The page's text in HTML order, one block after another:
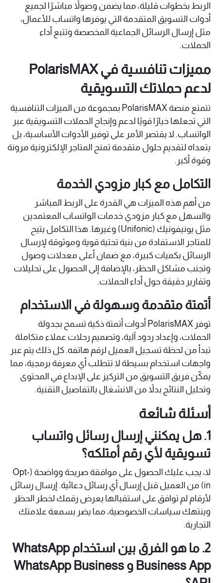
الربط بخطوات قليلة، مما يضمن وصولاً مباشرًا لجميع
أدوات التسويق المتقدمة التي يوفرها واتساب للأعمال،
مثل إرسال الرسائل الجماعية المخصصة وتتبع أداء
الحملات.
مميزات تنافسية في PolarisMAX
لدعم حملاتك التسويقية
تتمتع منصة PolarisMAX بمجموعة من الميزات التنافسية
التي تجعلها خيارًا قويًا لدعم وإنجاح الحملات التسويقية عبر
الواتساب. لا يقتصر الأمر على توفير الأدوات الأساسية، بل
يتعداه لتقديم حلول متقدمة تمنح المتاجر الإلكترونية مرونة
وقوة أكبر.
التكامل مع كبار مزودي الخدمة
من أهم هذه الميزات هي القدرة على الربط المباشر
والسهل مع كبار مزودي خدمات الواتساب المعتمدين
مثل يونيفونيك (Unifonic) وغيرها. هذا التكامل يتيح
للمتاجر الاستفادة من بنية تحتية قوية وموثوقة لإرسال
الرسائل بكميات كبيرة، مع ضمان أعلى معدلات وصول
وتجنب مشاكل الحظر، بالإضافة إلى الحصول على تحليلات
وتقارير دقيقة حول أداء الحملات.
أتمتة متقدمة وسهولة في الاستخدام
توفر PolarisMAX أدوات أتمتة ذكية تسمح بجدولة
الحملات، وإعداد ردود آلية، وتصميم رحلات عملاء متكاملة
تبدأ من لحظة تسجيل العميل لرقم هاتفه. كل ذلك يتم عبر
واجهات استخدام بسيطة لا تتطلب أي معرفة برمجية، مما
يمكّن فريق التسويق من التركيز على الإبداع في المحتوى
وتحليل النتائج بدلاً من الانشغال بالتفاصيل التقنية.
أسئلة شائعة
1. هل يمكنني إرسال رسائل واتساب
تسويقية لأي رقم أمتلكه؟
لا، يجب عليك الحصول على موافقة صريحة وواضحة (Opt-
in) من العميل قبل إرسال أي رسائل دعائية. إرسال رسائل
لأرقام لم توافق على استقبالها يعرض رقمك لخطر الحظر
وينتهك سياسات الخصوصية، مما يضر بسمعة علامتك
التجارية.
2. ما هو الفرق بين استخدام WhatsApp
Business App و WhatsApp Business